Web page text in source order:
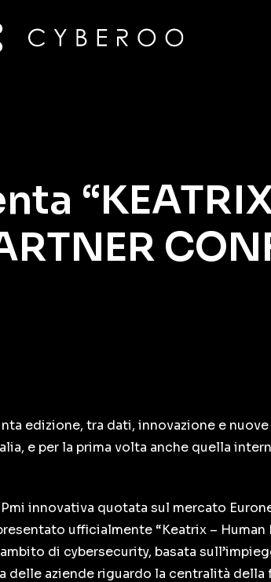
edizione, tra dati, innovazione e
e per la prima volta anche quella
Pmi innovativa quotata sul mercato
ufficialmente “Keatrix – Human
di cybersecurity, basata
delle aziende riguardo la centralità